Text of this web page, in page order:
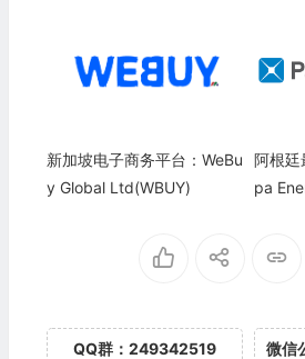
新加坡电子商务平台：WeBu
y Global Ltd(WBUY)
阿根廷
pa
QQ群：249342519
微信